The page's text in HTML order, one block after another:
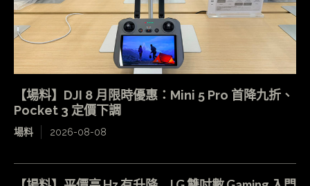
【場料】DJI 8 月限時優惠：Mini 5 Pro 首降九折、
Pocket 3 定價下調
場料 2026-08-08